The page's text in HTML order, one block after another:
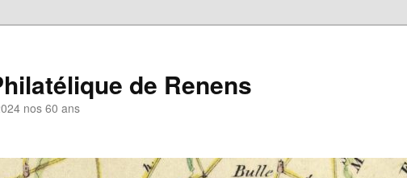
de Renens
nos 60 ans